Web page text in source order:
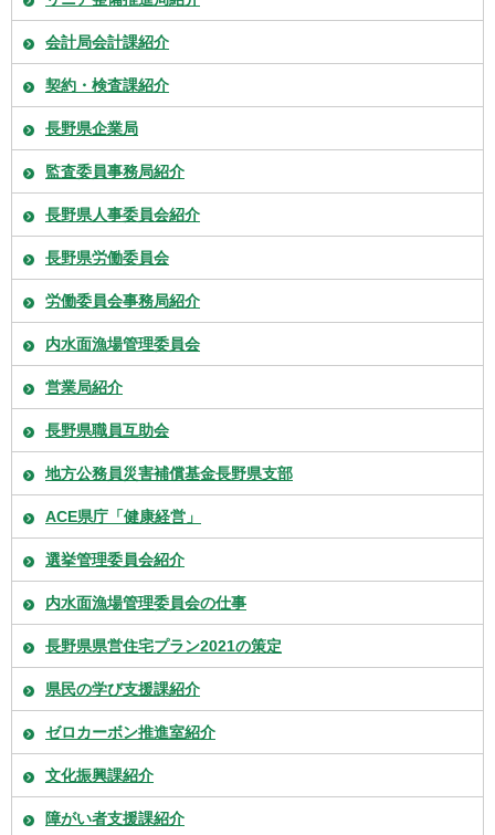
会計局会計課紹介
契約・検査課紹介
長野県企業局
監査委員事務局紹介
長野県人事委員会紹介
長野県労働委員会
労働委員会事務局紹介
内水面漁場管理委員会
営業局紹介
長野県職員互助会
地方公務員災害補償基金長野県支部
ACE県庁「健康経営」
選挙管理委員会紹介
内水面漁場管理委員会の仕事
長野県県営住宅プラン2021の策定
県民の学び支援課紹介
ゼロカーボン推進室紹介
文化振興課紹介
障がい者支援課紹介